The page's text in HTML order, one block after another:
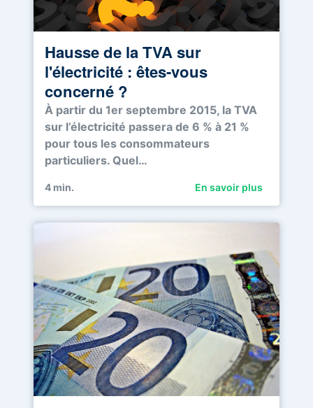
Hausse de la TVA sur
l'électricité : êtes-vous
concerné ?
À partir du 1er septembre 2015, la TVA
sur l’électricité passera de 6 % à 21 %
pour tous les consommateurs
particuliers. Quel…
4 min. En savoir plus